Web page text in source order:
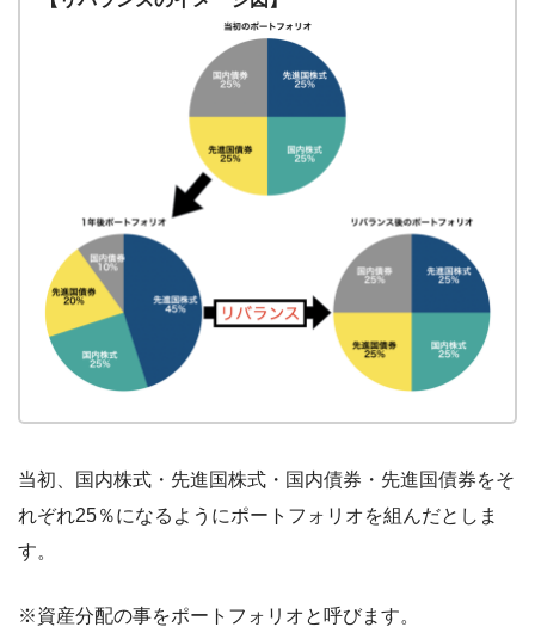
当初、国内株式・先進国株式・国内債券・先進国債券をそ
れぞれ25％になるようにポートフォリオを組んだとしま
す。
※資産分配の事をポートフォリオと呼びます。